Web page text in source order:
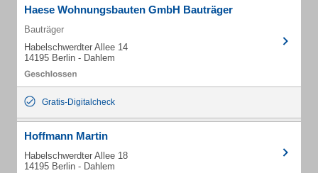
Haese Wohnungsbauten GmbH Bauträger
Bauträger
Habelschwerdter Allee 14
14195 Berlin - Dahlem
Gratis-Digitalcheck
Hoffmann Martin
Habelschwerdter Allee 18
14195 Berlin - Dahlem